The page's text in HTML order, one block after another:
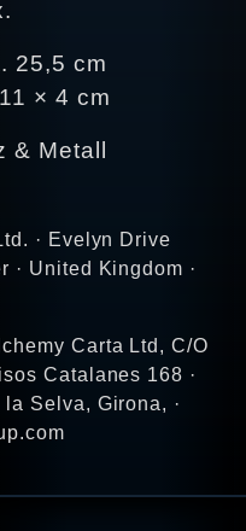
25,5 cm
× 4 cm
& Metall
· Evelyn Drive
· United Kingdom ·
Carta Ltd, C/O
Catalanes 168 ·
Selva, Girona, ·